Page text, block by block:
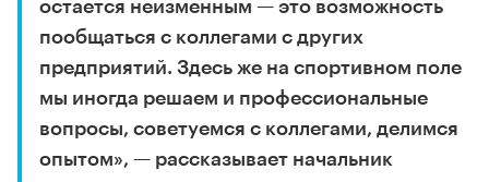
остается неизменным — это возможность
пообщаться с коллегами с других
предприятий. Здесь же на спортивном поле
мы иногда решаем и профессиональные
вопросы, советуемся с коллегами, делимся
опытом», — рассказывает начальник